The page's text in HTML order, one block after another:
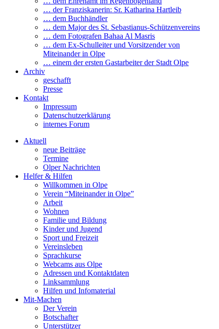
… der Franziskanerin: Sr. Katharina Hartleib
… dem Buchhändler
… dem Major des St. Sebastianus-Schützenvereins
… dem Fotografen Bahaa Al Masris
… dem Ex-Schulleiter und Vorsitzender von
Miteinander in Olpe
… einem der ersten Gastarbeiter der Stadt Olpe
Archiv
geschafft
Presse
Kontakt
Impressum
Datenschutzerklärung
internes Forum
Aktuell
neue Beiträge
Termine
Olper Nachrichten
Helfer & Hilfen
Willkommen in Olpe
Verein “Miteinander in Olpe”
Arbeit
Wohnen
Familie und Bildung
Kinder und Jugend
Sport und Freizeit
Vereinsleben
Sprachkurse
Webcams aus Olpe
Adressen und Kontaktdaten
Linksammlung
Hilfen und Infomaterial
Mit-Machen
Der Verein
Botschafter
Unterstützer